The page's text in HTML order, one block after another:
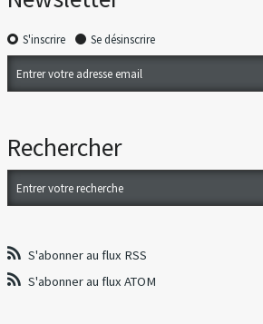
S'inscrire Se désinscrire
Rechercher
S'abonner au flux RSS
S'abonner au flux ATOM